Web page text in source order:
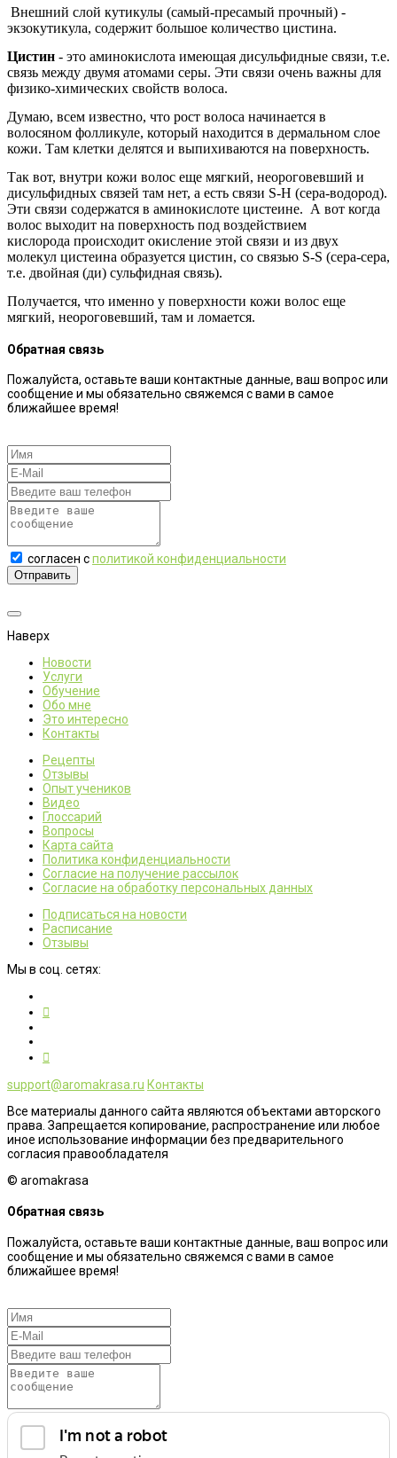
Внешний слой кутикулы (самый-пресамый прочный) -
экзокутикула, содержит большое количество цистина.
Цистин - это аминокислота имеющая дисульфидные связи, т.е.
связь между двумя атомами серы. Эти связи очень важны для
физико-химических свойств волоса.
Думаю, всем известно, что рост волоса начинается в
волосяном фолликуле, который находится в дермальном слое
кожи. Там клетки делятся и выпихиваются на поверхность.
Так вот, внутри кожи волос еще мягкий, неороговевший и
дисульфидных связей там нет, а есть связи S-H (сера-водород).
Эти связи содержатся в аминокислоте цистеине. А вот когда
волос выходит на поверхность под воздействием
кислорода происходит окисление этой связи и из двух
молекул цистеина образуется цистин, со связью S-S (сера-сера,
т.е. двойная (ди) сульфидная связь).
Получается, что именно у поверхности кожи волос еще
мягкий, неороговевший, там и ломается.
Обратная связь
Пожалуйста, оставьте ваши контактные данные, ваш вопрос или
сообщение и мы обязательно свяжемся с вами в самое
ближайшее время!
согласен сполитикой конфиденциальности
Отправить
Наверх
Новости
Услуги
Обучение
Обо мне
Это интересно
Контакты
Рецепты
Отзывы
Опыт учеников
Видео
Глоссарий
Вопросы
Карта сайта
Политика конфиденциальности
Согласие на получение рассылок
Согласие на обработку персональных данных
Подписаться на новости
Расписание
Отзывы
Мы в соц. сетях:
support@aromakrasa.ru Контакты
Все материалы данного сайта являются объектами авторского
права. Запрещается копирование, распространение или любое
иное использование информации без предварительного
согласия правообладателя
© aromakrasa
Обратная связь
Пожалуйста, оставьте ваши контактные данные, ваш вопрос или
сообщение и мы обязательно свяжемся с вами в самое
ближайшее время!